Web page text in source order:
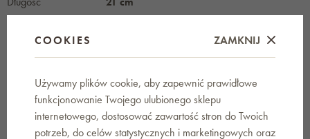
Výrobce /
Dodavatel
ORION
COOKIES ZAMKNIJ
Używamy plików cookie, aby zapewnić prawidłowe
funkcjonowanie Twojego ulubionego sklepu
internetowego, dostosować zawartość stron do Twoich
potrzeb, do celów statystycznych i marketingowych oraz